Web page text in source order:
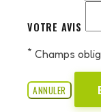
VOTRE AVIS
* Champs
ANNULER